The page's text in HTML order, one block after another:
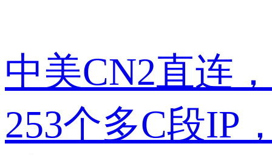
中美CN2直连
253个多C段IP